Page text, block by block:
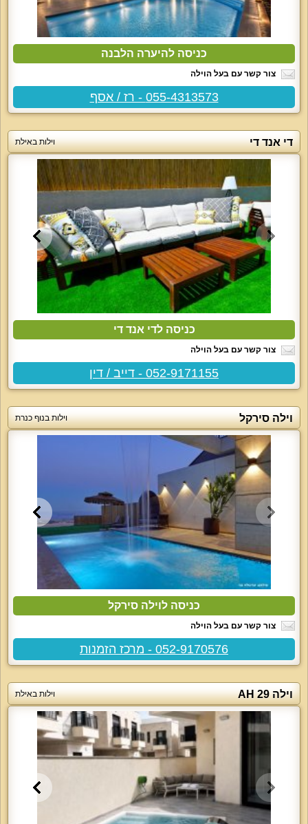
כניסה להיערה הלבנה
צור קשר עם בעל הוילה
055-4313573 - רז / אסף
די אנד די וילות באילת
כניסה לדי אנד די
צור קשר עם בעל הוילה
052-9171155 - דייב / דין
וילה סירקל וילות בנוף כנרת
כניסה לוילה סירקל
צור קשר עם בעל הוילה
052-9170576 - מרכז הזמנות
וילה 29 AH וילות באילת